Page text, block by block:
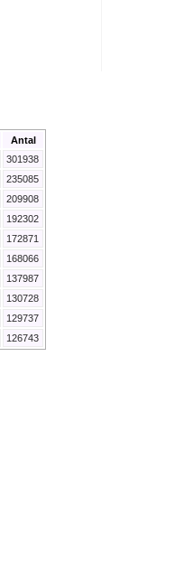
Antal
301938
235085
209908
192302
172871
168066
137987
130728
129737
126743